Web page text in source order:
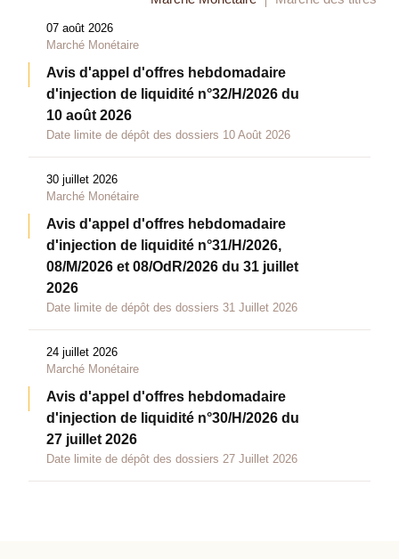
07 août 2026
Marché Monétaire
Avis d'appel d'offres hebdomadaire
d'injection de liquidité n°32/H/2026 du
10 août 2026
Date limite de dépôt des dossiers 10 Août 2026
30 juillet 2026
Marché Monétaire
Avis d'appel d'offres hebdomadaire
d'injection de liquidité n°31/H/2026,
08/M/2026 et 08/OdR/2026 du 31 juillet
2026
Date limite de dépôt des dossiers 31 Juillet 2026
24 juillet 2026
Marché Monétaire
Avis d'appel d'offres hebdomadaire
d'injection de liquidité n°30/H/2026 du
27 juillet 2026
Date limite de dépôt des dossiers 27 Juillet 2026